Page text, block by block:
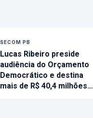
SECOM PB
Lucas Ribeiro preside
audiência do Orçamento
Democrático e destina
mais de R$ 40,4 milhões…